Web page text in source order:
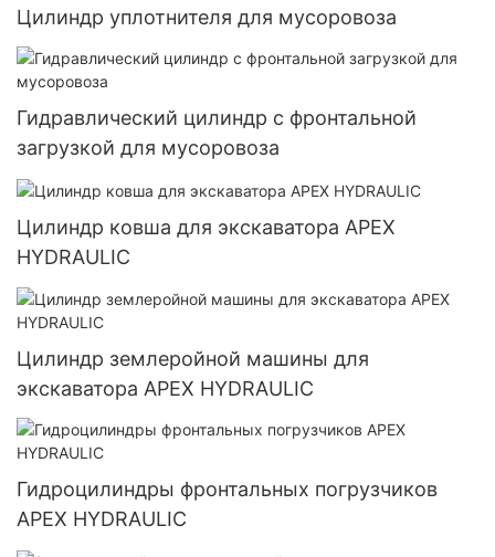
Цилиндр уплотнителя для мусоровоза
Гидравлический цилиндр с фронтальной
загрузкой для мусоровоза
Цилиндр ковша для экскаватора APEX
HYDRAULIC
Цилиндр землеройной машины для
экскаватора APEX HYDRAULIC
Гидроцилиндры фронтальных погрузчиков
APEX HYDRAULIC